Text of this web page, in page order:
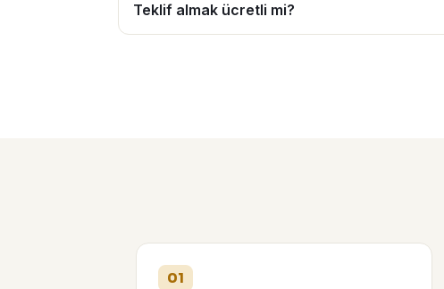
Teklif almak ücretli mi?
01